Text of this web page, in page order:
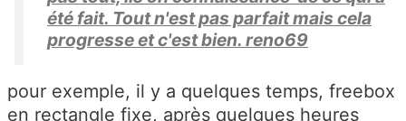
été fait. Tout n'est pas parfait mais cela
progresse et c'est bien. reno69
pour exemple, il y a quelques temps, freebox
en rectangle fixe, après quelques heures